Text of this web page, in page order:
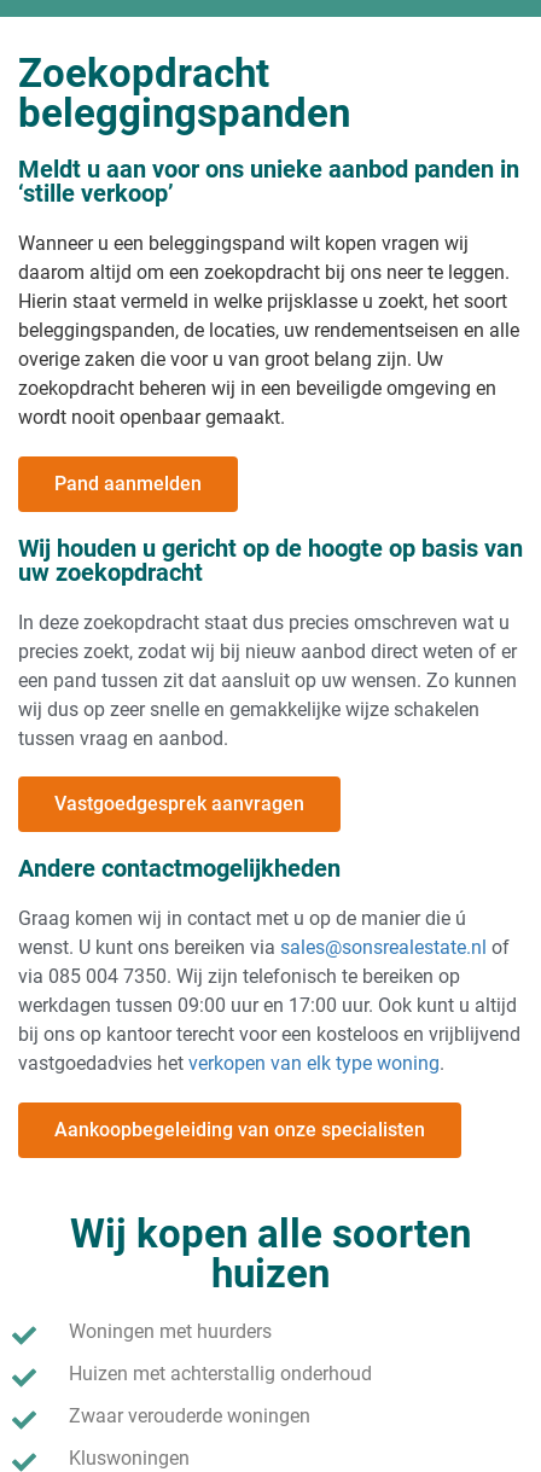
Zoekopdracht
beleggingspanden
Meldt u aan voor ons unieke aanbod panden in
‘stille verkoop’
Wanneer u een beleggingspand wilt kopen vragen wij
daarom altijd om een zoekopdracht bij ons neer te leggen.
Hierin staat vermeld in welke prijsklasse u zoekt, het soort
beleggingspanden, de locaties, uw rendementseisen en alle
overige zaken die voor u van groot belang zijn. Uw
zoekopdracht beheren wij in een beveiligde omgeving en
wordt nooit openbaar gemaakt.
Pand aanmelden
Wij houden u gericht op de hoogte op basis van
uw zoekopdracht
In deze zoekopdracht staat dus precies omschreven wat u
precies zoekt, zodat wij bij nieuw aanbod direct weten of er
een pand tussen zit dat aansluit op uw wensen. Zo kunnen
wij dus op zeer snelle en gemakkelijke wijze schakelen
tussen vraag en aanbod.
Vastgoedgesprek aanvragen
Andere contactmogelijkheden
Graag komen wij in contact met u op de manier die ú
wenst. U kunt ons bereiken via sales@sonsrealestate.nl of
via 085 004 7350. Wij zijn telefonisch te bereiken op
werkdagen tussen 09:00 uur en 17:00 uur. Ook kunt u altijd
bij ons op kantoor terecht voor een kosteloos en vrijblijvend
vastgoedadvies het verkopen van elk type woning.
Aankoopbegeleiding van onze specialisten
Wij kopen alle soorten
huizen
Woningen met huurders
Huizen met achterstallig onderhoud
Zwaar verouderde woningen
Kluswoningen